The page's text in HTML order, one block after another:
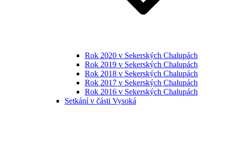
Rok 2020 v Sekerských Chalupách
Rok 2019 v Sekerských Chalupách
Rok 2018 v Sekerských Chalupách
Rok 2017 v Sekerských Chalupách
Rok 2016 v Sekerských Chalupách
Setkání v části Vysoká